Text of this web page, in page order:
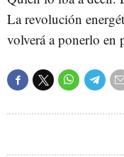
La revolución
volverá a ponerlo en